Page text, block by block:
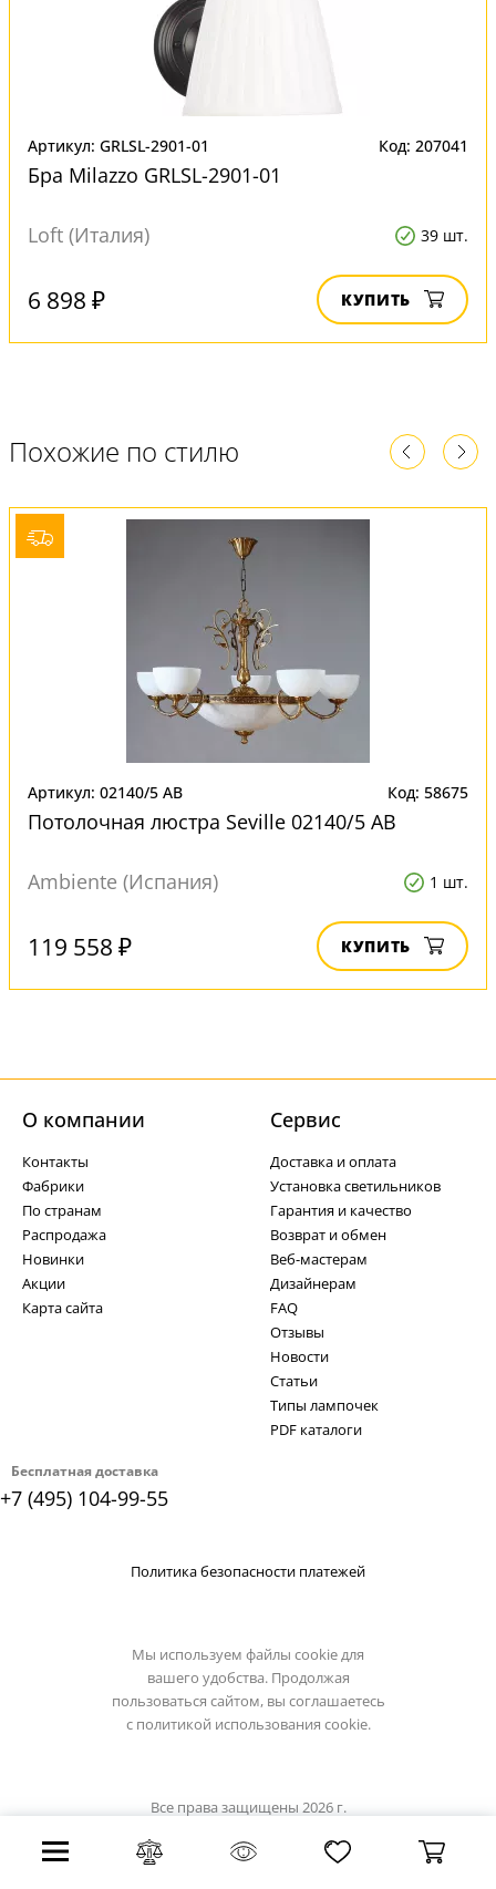
Артикул: GRLSL-2901-01 Код: 207041
Бра Milazzo GRLSL-2901-01
Loft (Италия) 39 шт.
6 898 ₽ КУПИТЬ
Похожие по стилю
Артикул: 02140/5 AB Код: 58675
Потолочная люстра Seville 02140/5 AB
Ambiente (Испания) 1 шт.
119 558 ₽ КУПИТЬ
Бесплатная доставка
+7 (495) 104-99-55
О компании
Контакты
Фабрики
По странам
Распродажа
Новинки
Акции
Карта сайта
Cервис
Доставка и оплата
Установка светильников
Гарантия и качество
Возврат и обмен
Веб-мастерам
Дизайнерам
FAQ
Отзывы
Новости
Статьи
Типы лампочек
PDF каталоги
Политика безопасности платежей
Мы используем файлы cookie для
вашего удобства. Продолжая
пользоваться сайтом, вы соглашаетесь
с политикой использования cookie.
Все права защищены 2026 г.